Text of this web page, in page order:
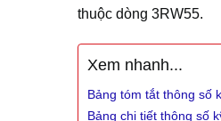
thuộc dòng 3RW55.
Xem nhanh...
Bảng tóm tắt thông số
Bảng chi tiết thông số